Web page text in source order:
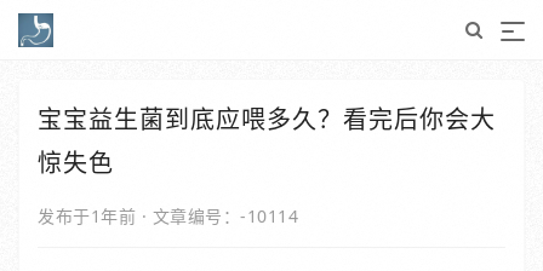
宝宝益生菌到底应喂多久？看完后你会大
惊失色
发布于1年前 · 文章编号：-10114